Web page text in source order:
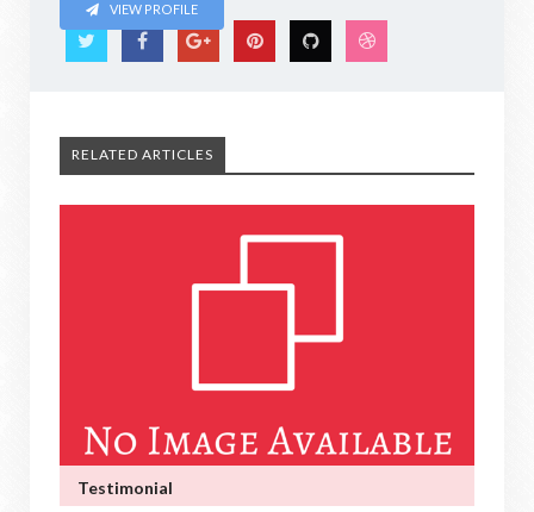
VIEW PROFILE
RELATED ARTICLES
Testimonial